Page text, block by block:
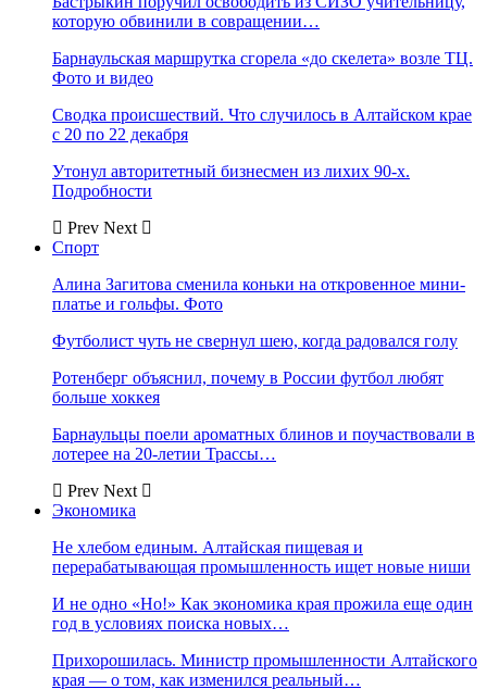
которую обвинили в совращении…
Барнаульская маршрутка сгорела «до скелета» возле ТЦ.
Фото и видео
Сводка происшествий. Что случилось в Алтайском крае
с 20 по 22 декабря
Утонул авторитетный бизнесмен из лихих 90-х.
Подробности
Prev Next
Спорт
Алина Загитова сменила коньки на откровенное мини-
платье и гольфы. Фото
Футболист чуть не свернул шею, когда радовался голу
Ротенберг объяснил, почему в России футбол любят
больше хоккея
Барнаульцы поели ароматных блинов и поучаствовали в
лотерее на 20-летии Трассы…
Prev Next
Экономика
Не хлебом единым. Алтайская пищевая и
перерабатывающая промышленность ищет новые ниши
И не одно «Но!» Как экономика края прожила еще один
год в условиях поиска новых…
Прихорошилась. Министр промышленности Алтайского
края — о том, как изменился реальный…